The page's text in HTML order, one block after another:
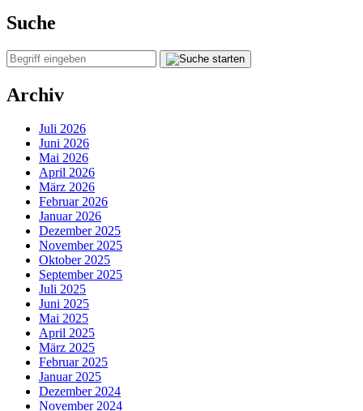
Suche
Archiv
Juli 2026
Juni 2026
Mai 2026
April 2026
März 2026
Februar 2026
Januar 2026
Dezember 2025
November 2025
Oktober 2025
September 2025
Juli 2025
Juni 2025
Mai 2025
April 2025
März 2025
Februar 2025
Januar 2025
Dezember 2024
November 2024